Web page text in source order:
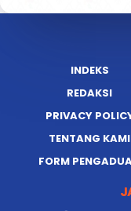
INDEKS
REDAKSI
PRIVACY
TENTANG KAMI
FORM